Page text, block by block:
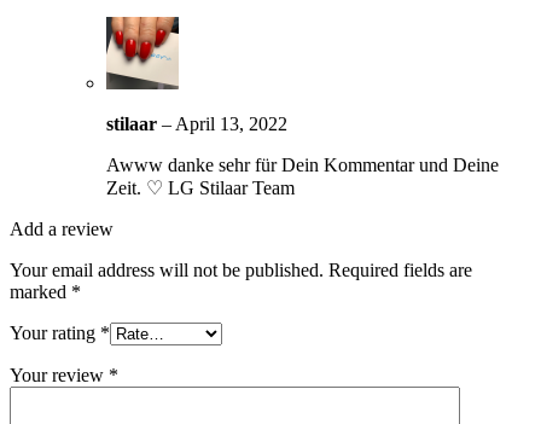
stilaar – April 13, 2022
Awww danke sehr für Dein Kommentar und Deine
Zeit. ♡ LG Stilaar Team
Add a review
Your email address will not be published. Required fields are
marked *
Your rating *
Your review *